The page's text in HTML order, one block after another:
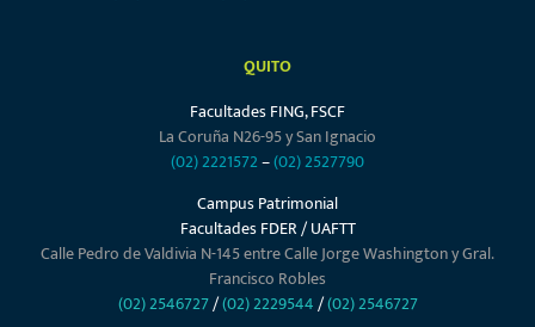
QUITO
Facultades FING, FSCF
La Coruña N26-95 y San Ignacio
(02) 2221572–(02) 2527790
Campus Patrimonial
Facultades FDER / UAFTT
Calle Pedro de Valdivia N-145 entre Calle Jorge Washington y Gral.
Francisco Robles
(02) 2546727/(02) 2229544/(02) 2546727